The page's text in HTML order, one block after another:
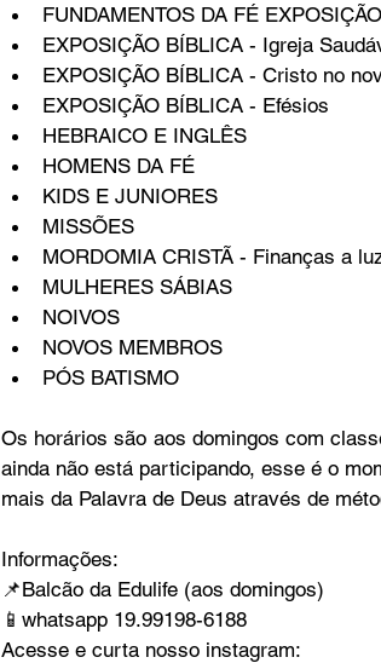
FUNDAMENTOS DA FÉ
EXPOSIÇÃO BÍBLICA - Igreja
EXPOSIÇÃO BÍBLICA - Cristo no
EXPOSIÇÃO BÍBLICA - Efésios
HEBRAICO E INGLÊS
HOMENS DA FÉ
KIDS E JUNIORES
MISSÕES
MORDOMIA CRISTÃ - Finanças a
MULHERES SÁBIAS
NOIVOS
NOVOS MEMBROS
PÓS BATISMO
Os horários são aos domingos com
ainda não está participando, esse é o
mais da Palavra de Deus através de
Informações:
📌Balcão da Edulife (aos domingos)
📱 whatsapp 19.99198-6188
Acesse e curta nosso instagram: